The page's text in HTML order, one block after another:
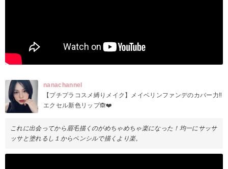
nanachannel
【プチプラコスメ縛りメイク】メイベリンファンデのカバー力‼️
エクセル新色リップ🙈❤️
これに出会ってから眉毛描くのがめちゃめちゃ楽になった！均一にサッサ
ッサと塗れるし１からペンシルで描くより楽。